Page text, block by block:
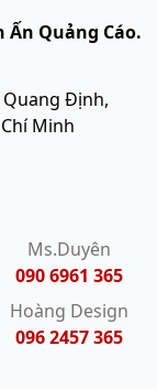
Ấn Quảng Cáo.
Quang Định,
Minh
Ms.Duyên
090 6961 365
Hoàng Design
096 2457 365